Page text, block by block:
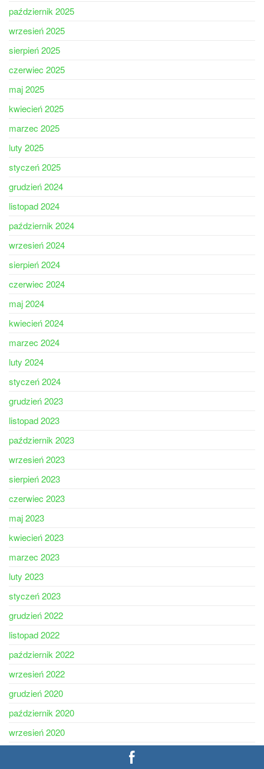
październik 2025
wrzesień 2025
sierpień 2025
czerwiec 2025
maj 2025
kwiecień 2025
marzec 2025
luty 2025
styczeń 2025
grudzień 2024
listopad 2024
październik 2024
wrzesień 2024
sierpień 2024
czerwiec 2024
maj 2024
kwiecień 2024
marzec 2024
luty 2024
styczeń 2024
grudzień 2023
listopad 2023
październik 2023
wrzesień 2023
sierpień 2023
czerwiec 2023
maj 2023
kwiecień 2023
marzec 2023
luty 2023
styczeń 2023
grudzień 2022
listopad 2022
październik 2022
wrzesień 2022
grudzień 2020
październik 2020
wrzesień 2020